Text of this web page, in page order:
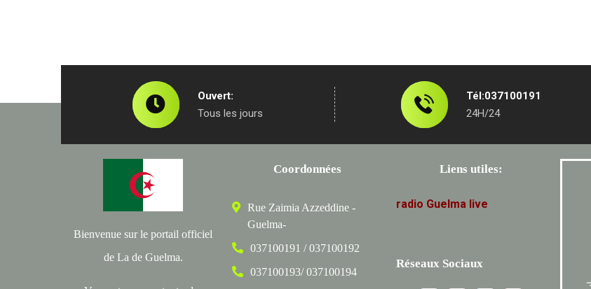
Ouvert:
Tous les jours
Tél:037100191
24H/24
Bienvenue sur le portail officiel
de La de Guelma.
Coordonnées
Rue Zaimia Azzeddine -
Guelma-
037100191 / 037100192
037100193/ 037100194
Liens utiles:
radio Guelma live
Réseaux Sociaux